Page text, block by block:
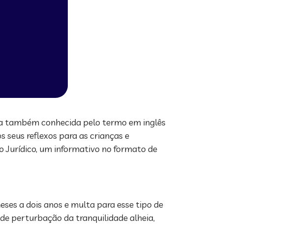
também conhecida pelo termo em inglês
seus reflexos para as crianças e
Jurídico, um informativo no formato de
a dois anos e multa para esse tipo de
perturbação da tranquilidade alheia,